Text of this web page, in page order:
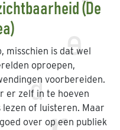
(De
misschien is dat wel
oproepen,
voorbereiden.
er zelf in te hoeven
of luisteren. Maar
over op een publiek